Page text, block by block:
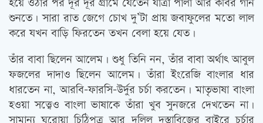
শুনতে। সারা রাত জেগে চোখ দু’টা প্রায় জবাফুলের মতো লাল
করে যখন বাড়ি ফিরতেন তখন বেলা হয়ে যেত।
তাঁর বাবা ছিলেন আলেম। শুধু তিনি নন, তাঁর বাবা অর্থাৎ আবুল
ফজলের দাদাও ছিলেন আলেম। তাঁরা ইংরেজি বাংলার ধার
ধারতেন না, আরবি-ফারসি-উর্দুর চর্চা করতেন। মাতৃভাষা বাংলা
হওয়া সত্ত্বেও বাংলা ভাষাকে তাঁরা খুব সুনজরে দেখতেন না।